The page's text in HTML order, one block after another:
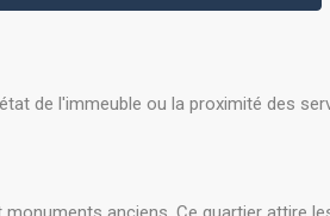
de l'immeuble ou la proximité des